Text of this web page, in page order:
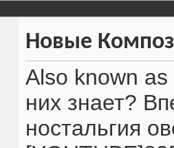
Новые
Also known
них знает?
ностальгия